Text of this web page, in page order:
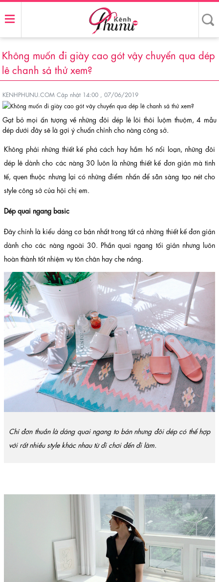
Không muốn đi giày cao gót vậy chuyển qua dép
lê chanh sả thử xem?
KENHPHUNU.COM Cập nhật 14:00 , 07/06/2019
Gạt bỏ mọi ấn tượng về những đôi dép lê lôi thôi luộm thuộm, 4 mẫu
dép dưới đây sẽ là gợi ý chuẩn chỉnh cho nàng công sở.
Không phải những thiết kế phá cách hay hầm hố nổi loạn, những đôi
dép lê dành cho các nàng 30 luôn là những thiết kế đơn giản mà tinh
tế, quen thuộc nhưng lại có những điểm nhấn để sẵn sàng tạo nét cho
style công sở của hội chị em.
Dép quai ngang basic
Đây chính là kiểu dáng cơ bản nhất trong tất cả những thiết kế đơn giản
dành cho các nàng ngoài 30. Phần quai ngang tối giản nhưng luôn
hoàn thành tốt nhiệm vụ tôn chân hay che nắng.
Chỉ đơn thuần là dáng quai ngang to bản nhưng đôi dép có thể hợp
với rất nhiều style khác nhau từ đi chơi đến đi làm.